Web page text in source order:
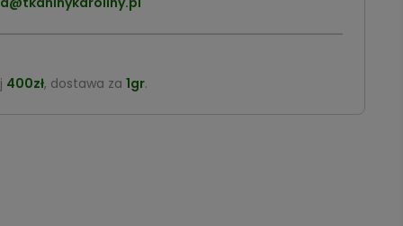
400zł, dostawa za 1gr.